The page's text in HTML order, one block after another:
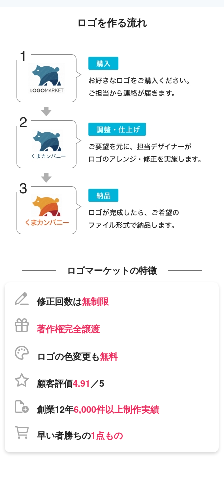
ロゴを作る流れ
ロゴマーケットの特徴
修正回数は無制限
著作権完全譲渡
ロゴの色変更も無料
顧客評価4.91／5
創業12年6,000件以上制作実績
早い者勝ちの1点もの